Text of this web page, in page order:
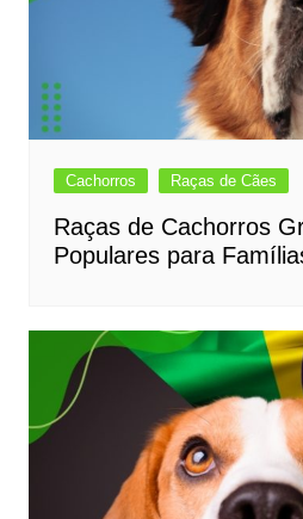
Cachorros Raças de Cães
Raças de Cachorros
Populares para